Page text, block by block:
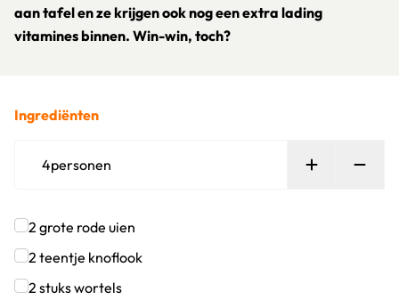
aan tafel en ze krijgen ook nog een extra lading
vitamines binnen. Win-win, toch?
Ingrediënten
4personen Persoon
2 grote rode uien
Klik om dit selectievakje aan te vinken
2 teentje knoflook
Klik om dit selectievakje aan te vinken
2 stukswortels